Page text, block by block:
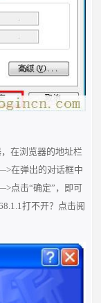
在浏览器的地址栏
在弹出的对话框中
点击“确定”，即可
打不开？点击阅